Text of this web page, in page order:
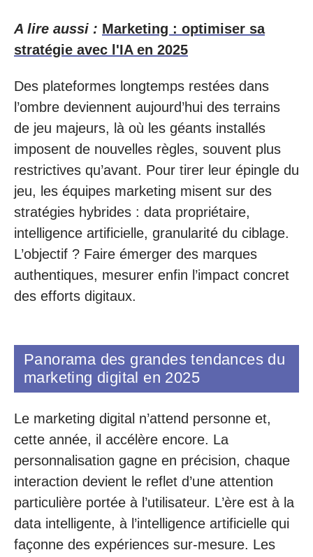
A lire aussi : Marketing : optimiser sa
stratégie avec l'IA en 2025
Des plateformes longtemps restées dans
l’ombre deviennent aujourd’hui des terrains
de jeu majeurs, là où les géants installés
imposent de nouvelles règles, souvent plus
restrictives qu’avant. Pour tirer leur épingle du
jeu, les équipes marketing misent sur des
stratégies hybrides : data propriétaire,
intelligence artificielle, granularité du ciblage.
L’objectif ? Faire émerger des marques
authentiques, mesurer enfin l’impact concret
des efforts digitaux.
Panorama des grandes tendances du
marketing digital en 2025
Le marketing digital n’attend personne et,
cette année, il accélère encore. La
personnalisation gagne en précision, chaque
interaction devient le reflet d’une attention
particulière portée à l’utilisateur. L’ère est à la
data intelligente, à l’intelligence artificielle qui
façonne des expériences sur-mesure. Les